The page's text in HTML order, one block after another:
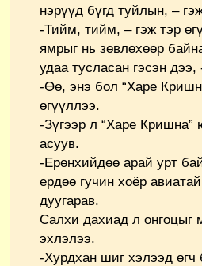
нэрүүд бүгд туйлын, –
-Тийм, тийм, – гэж тэр
ямрыг нь зөвлөхөөр
удаа тусласан гэсэн
-Өө, энэ бол “Харе
өгүүллээ.
-Зүгээр л “Харе Кришна”
асуув.
-Ерөнхийдөө арай урт
ердөө гучин хоёр
дуугарав.
Салхи дахиад л онгоцыг
эхлэлээ.
-Хурдхан шиг хэлээд өгч